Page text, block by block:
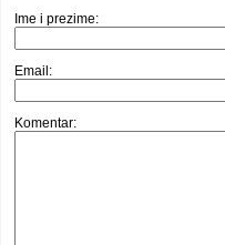
Ime i prezime:
Email:
Komentar: